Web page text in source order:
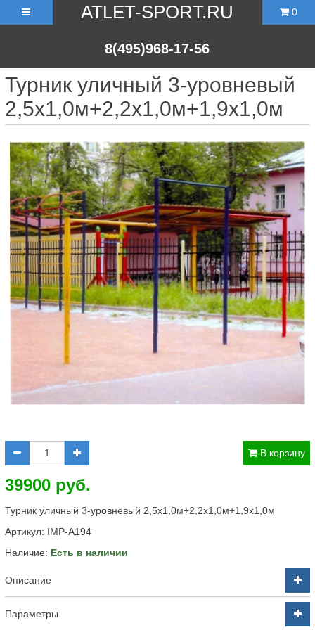
ATLET-SPORT.RU
8(495)968-17-56
0
Турник уличный 3-уровневый
2,5х1,0м+2,2х1,0м+1,9х1,0м
В корзину
39900 руб.
Турник уличный 3-уровневый 2,5х1,0м+2,2х1,0м+1,9х1,0м
Артикул: IMP-A194
Наличие: Есть в наличии
Описание
Параметры